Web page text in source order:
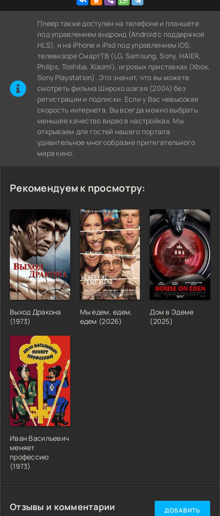
Плеер также доступен на телефоне и планшете
под управлением андроид (Android с поддержкой
HLS), и на iPhone и iPad под управлением iOS,
телевизоре СмартТВ (LG, Samsung, Sony, HAIER,
Philips, Toshiba, Xiaomi), игровых приставках (Xbox,
Sony Playstation). Это значит, что вы можете
cмотреть фильма Широко шагая (2004) без
регистрации и подписки. Если у Вас невысокая
скорость интернета, Вы всегда можно выбрать
меньшее качество видео в настройках. Мы
открываем для гостей нашего портала
удивительное многообразие притягательного
мира кино.
Рекомендуем к просмотру:
Выход Дракона
(1973)
Мы едем, едем,
едем (2026)
Дом в Эдеме
(2025)
Иван Васильевич
меняет
профессию
(1973)
Отзывы и комментарии ДОБАВИТЬ